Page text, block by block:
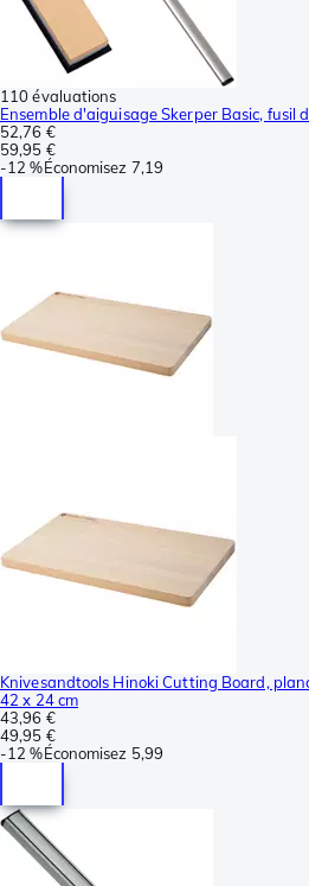
110 évaluations
Ensemble d'aiguisage Skerper Basic, fusil
52,76 €
59,95 €
-12 %Économisez 7,19
Knivesandtools Hinoki Cutting Board,
42 x 24 cm
43,96 €
49,95 €
-12 %Économisez 5,99